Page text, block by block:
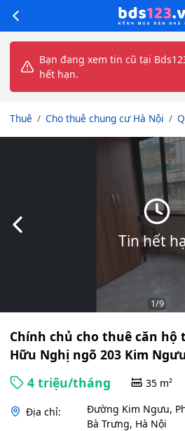
Bạn đang xem tin cũ tại
hết hạn.
Thuê Cho thuê chung cư Hà Nội
Tin hết
Slide trước
1/9
Chính chủ cho thuê căn hộ
Hữu Nghị ngõ 203 Kim
4 triệu/tháng
35 m²
Địa chỉ:
Đường Kim Ngưu,
Bà Trưng, Hà Nội